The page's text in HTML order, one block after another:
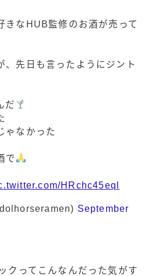
きなHUB監修のお酒が売って
、先日も言ったようにジント
だ
ゃなかった
で
HRchc45eql
September
クってこんなんだった気がす